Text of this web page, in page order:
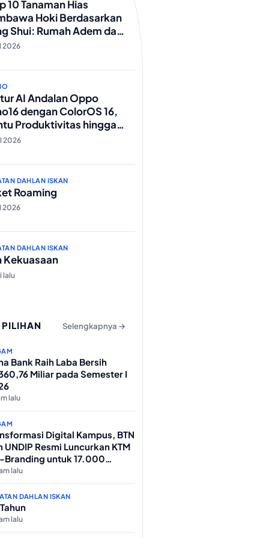
10 Tanaman Hias
Hoki Berdasarkan
Shui: Rumah Adem dan
Lancar!
2026
AI Andalan Oppo
dengan ColorOS 16,
Produktivitas hingga
Foto Lebih Praktis
2026
DAHLAN ISKAN
Roaming
2026
DAHLAN ISKAN
Kekuasaan
lalu
PILIHAN Selengkapnya →
Bank Raih Laba Bersih
Miliar pada Semester I
lalu
Digital Kampus, BTN
UNDIP Resmi Luncurkan KTM
Branding untuk 17.000
Baru
lalu
DAHLAN ISKAN
lalu